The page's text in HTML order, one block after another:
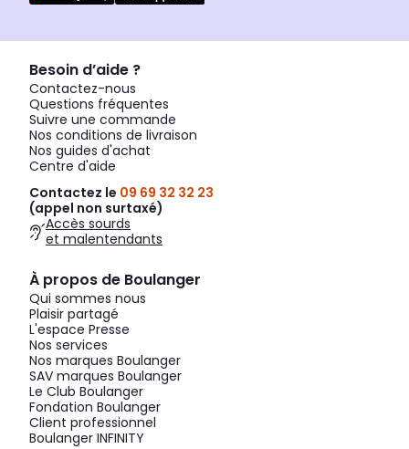
Besoin d’aide ?
Contactez-nous
Questions fréquentes
Suivre une commande
Nos conditions de livraison
Nos guides d'achat
Centre d'aide
Contactez le 09 69 32 32 23
(appel non surtaxé)
Accès sourds
et malentendants
À propos de Boulanger
Qui sommes nous
Plaisir partagé
L'espace Presse
Nos services
Nos marques Boulanger
SAV marques Boulanger
Le Club Boulanger
Fondation Boulanger
Client professionnel
Boulanger INFINITY